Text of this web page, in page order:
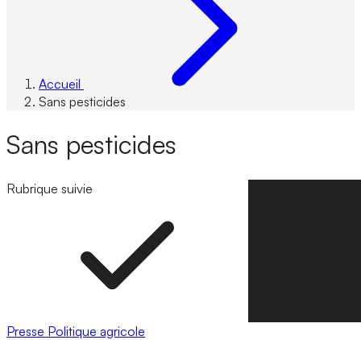
Accueil
Sans pesticides
Sans pesticides
Rubrique suivie
Presse Politique agricole